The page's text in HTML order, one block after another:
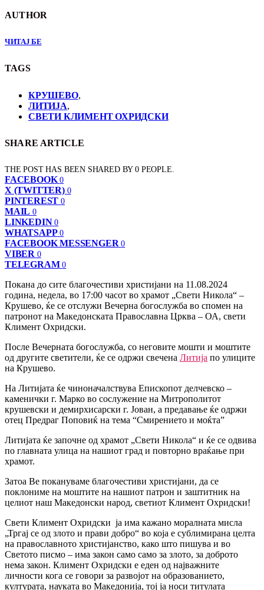
AUTHOR
ЧИТАЈ БЕ
TAGS
КРУШЕВО,
ЛИТИЈА,
СВЕТИ КЛИМЕНТ ОХРИДСКИ
SHARE ARTICLE
THE POST HAS BEEN SHARED BY0 PEOPLE.
FACEBOOK 0
X (TWITTER) 0
PINTEREST 0
MAIL 0
LINKEDIN 0
WHATSAPP 0
FACEBOOK MESSENGER 0
VIBER 0
TELEGRAM 0
Покана до сите благочестиви христијани на 11.08.2024
година, недела, во 17:00 часот во храмот „Свети Никола“ –
Крушево, ќе се отслужи Вечерна богослужба во спомен на
патронот на Македонската Православна Црква – ОА, свети
Климент Охридски.
После Вечерната богослужба, со неговите мошти и моштите
од другите светители, ќе се одржи свечена Литија по улиците
на Крушево.
На Литијата ќе чиноначалствува Епископот делчевско –
каменички г. Марко во сослужение на Митрополитот
крушевски и демирхисарски г. Јован, а предавање ќе одржи
отец Предраг Поповиќ на тема “Смирението и моќта”
Литијата ќе започне од храмот „Свети Никола“ и ќе се одвива
по главната улица на нашиот град и повторно враќање при
храмот.
Затоа Ве покануваме благочестиви христијани, да се
поклониме на моштите на нашиот патрон и заштитник на
целиот наш Македонски народ, светиот Климент Охридски!
Свети Климент Охридски ја има кажано моралната мисла
„Тргај се од злото и прави добро“ во која е сублимирана целта
на православното христијанство, како што пишува и во
Светото писмо – има закон само само за злото, за доброто
нема закон. Климент Охридски е еден од најважните
личности кога се говори за развојот на образованието,
културата, науката во Македонија, тој ја носи титулата